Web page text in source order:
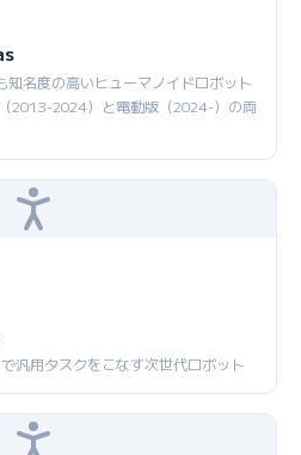
知名度の高いヒューマノイドロボット
2013-2024）と電動版（2024-）の両
汎用タスクをこなす次世代ロボット